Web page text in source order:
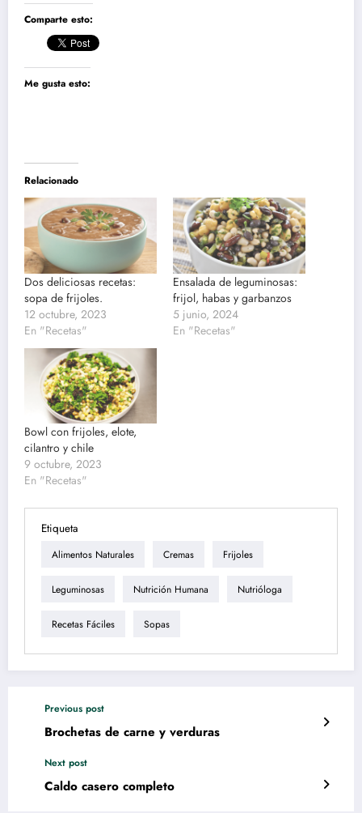
Comparte esto:
Me gusta esto:
Relacionado
Dos deliciosas recetas:
sopa de frijoles.
12 octubre, 2023
En "Recetas"
Ensalada de leguminosas:
frijol, habas y garbanzos
5 junio, 2024
En "Recetas"
Bowl con frijoles, elote,
cilantro y chile
9 octubre, 2023
En "Recetas"
Etiqueta
Alimentos Naturales Cremas Frijoles
Leguminosas Nutrición Humana Nutrióloga
Recetas Fáciles Sopas
Previous post
Brochetas de carne y verduras
Next post
Caldo casero completo